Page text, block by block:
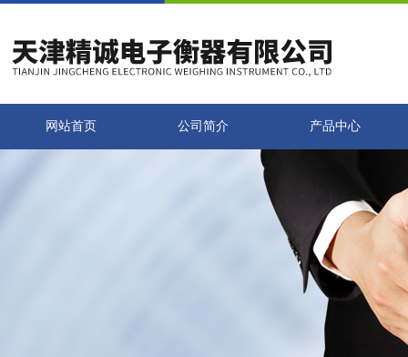
网站首页 公司简介 产品中心